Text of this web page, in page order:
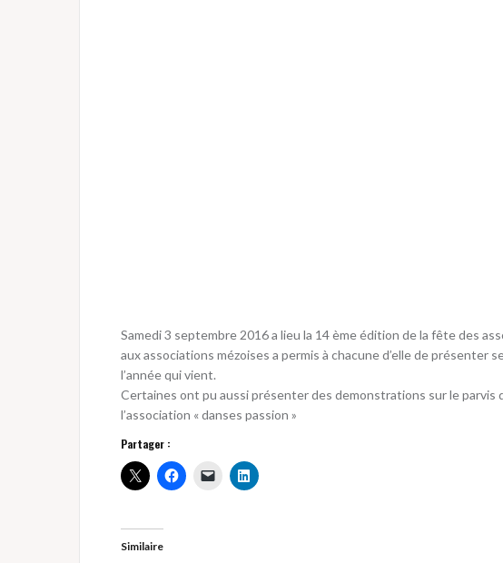
Samedi 3 septembre 2016 a lieu la 14 ème édition de la fête des
aux associations mézoises a permis à chacune d’elle de
l’année qui vient.
Certaines ont pu aussi présenter des demonstrations sur le parvis
l’association « danses passion »
Partager :
Similaire